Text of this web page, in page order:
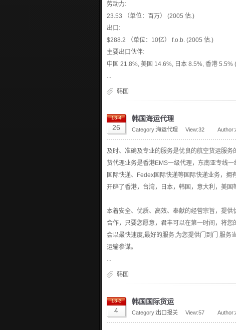
劳动力:
23.53 （单位：百万） (2005 估.)
出口:
$288.2 （单位：10亿） f.o.b. (2005 估.)
主要出口伙伴:
中国 21.8%, 美国 14.6%, 日本 8.5%, 香港 5.5%
...
韩国
13-4
26
韩国海运代理
Category:海运代理 View:32
及时、准确及专业的服务是优良的航空货运服务
货代理业务是香港EMS一级代理，东南亚专线
国际快递、Fedex国际快递等国际快递业务，
开辟了香港，台湾，日本，韩国，意大利，美国
本着安全、优质、高效、奉献的经营宗旨，提
合作，只要您愿意，君丰可以在第一时间，将
会以最快速度,最好的服务,为您提供门到门 服务
运输参谋。
...
韩国
13-3
4
韩国国际货运
Category:出口报关 View:57